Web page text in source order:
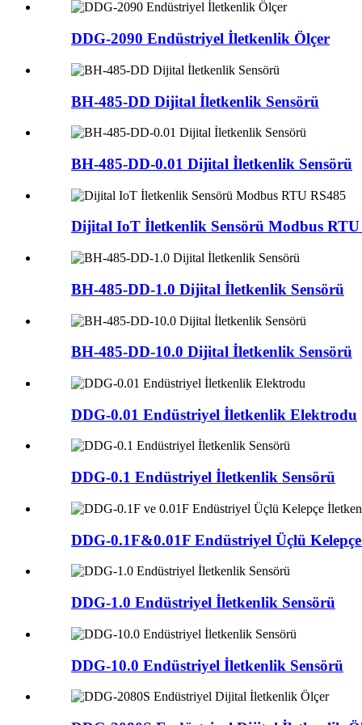
DDG-2090 Endüstriyel İletkenlik Ölçer
BH-485-DD Dijital İletkenlik Sensörü
BH-485-DD-0.01 Dijital İletkenlik Sensörü
Dijital IoT İletkenlik Sensörü Modbus RTU
BH-485-DD-1.0 Dijital İletkenlik Sensörü
BH-485-DD-10.0 Dijital İletkenlik Sensörü
DDG-0.01 Endüstriyel İletkenlik Elektrodu
DDG-0.1 Endüstriyel İletkenlik Sensörü
DDG-0.1F&0.01F Endüstriyel Üçlü
DDG-1.0 Endüstriyel İletkenlik Sensörü
DDG-10.0 Endüstriyel İletkenlik Sensörü